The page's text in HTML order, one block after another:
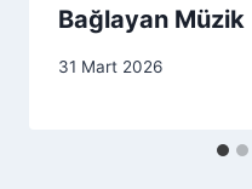
Bağlayan Müzik
31 Mart 2026